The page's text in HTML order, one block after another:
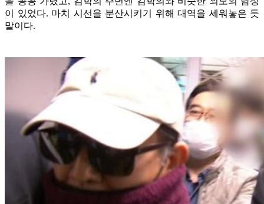
이 있었다. 마치 시선을 분산시키기 위해 대역을 세워놓은 듯
말이다.